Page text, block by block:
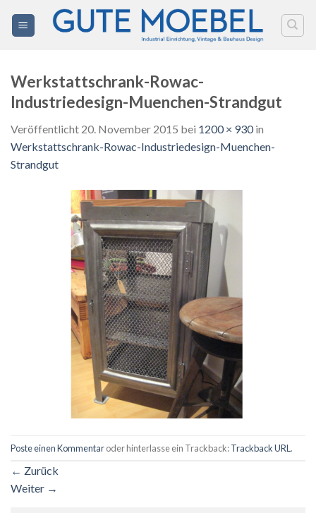
Inhalt
Werkstattschrank-Rowac-
Industriedesign-Muenchen-Strandgut
Veröffentlicht 20. November 2015 bei 1200 × 930in
Werkstattschrank-Rowac-Industriedesign-Muenchen-
Strandgut
Poste einen Kommentaroder hinterlasse ein Trackback:Trackback URL .
← Zurück
Weiter →